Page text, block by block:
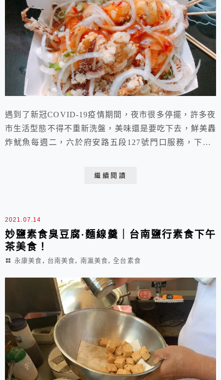
遇到了新冠COVID-19疫情期間，夜市很多停擺，許多夜
市生活型態不得不重新洗盤，美味還是要吃下去，鮮美轟
炸魷魚每週二，六於府安路五段127號門口服務，下午3
繼續閱讀
2021.07.14
妙鹽素食臭豆腐·麵線羹｜台南鹽行素食下午
茶美食！
永康美食 , 台南美食, 南瀛美食,全台素食